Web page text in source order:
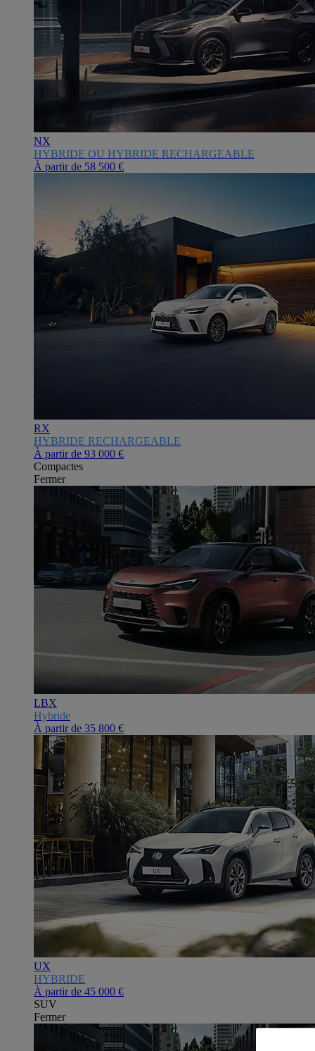
NX
HYBRIDE OU HYBRIDE RECHARGEABLE
À partir de 58 500 €
RX
HYBRIDE RECHARGEABLE
À partir de 93 000 €
Compactes
Fermer
LBX
Hybride
À partir de 35 800 €
UX
HYBRIDE
À partir de 45 000 €
SUV
Fermer